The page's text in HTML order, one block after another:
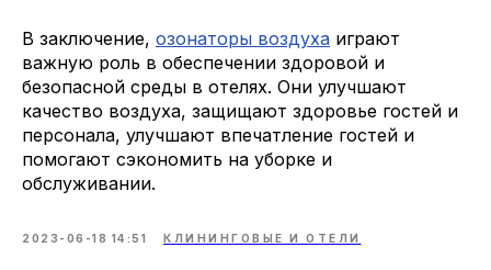
В заключение, озонаторы воздуха играют
важную роль в обеспечении здоровой и
безопасной среды в отелях. Они улучшают
качество воздуха, защищают здоровье гостей и
персонала, улучшают впечатление гостей и
помогают сэкономить на уборке и
обслуживании.
2023-06-18 14:51 КЛИНИНГОВЫЕ И ОТЕЛИ